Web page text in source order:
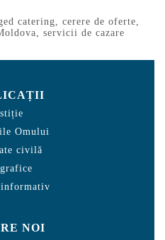
catering, cerere de oferte,
, servicii de cazare
Omului
civilă
NOI